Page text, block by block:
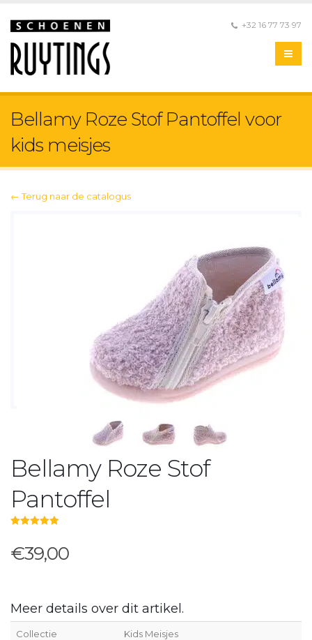
+32 16 77 73 97
Bellamy Roze Stof Pantoffel voor
kids meisjes
← Terug naar de catalogus
Bellamy Roze Stof
Pantoffel
€39,00
Meer details over dit artikel.
Collectie Kids Meisjes